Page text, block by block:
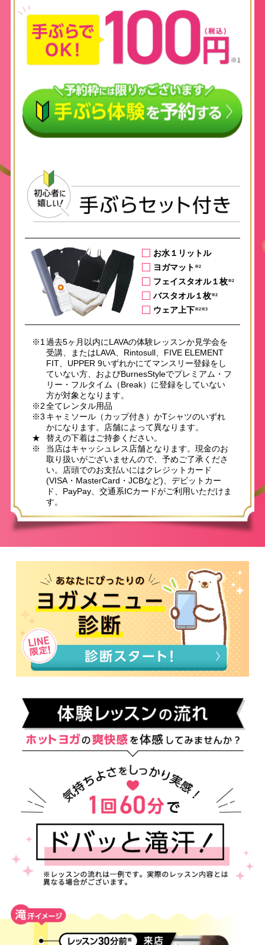
お水１リットル
ヨガマット ※2
フェイスタオル１枚※2
バスタオル１枚※2
ウェア上下※2※3
※1 過去5ヶ月以内にLAVAの体験レッスンか見学会を
受講、またはLAVA、Rintosull、FIVE ELEMENT
FIT、UPPER 9いずれかにてマンスリー登録をし
ていない方、およびBurnesStyleでプレミアム・フ
リー・フルタイム（Break）に登録をしていない
方が対象となります。
※2全てレンタル用品
※3 キャミソール（カップ付き）かTシャツのいずれ
かになります。店舗によって異なります。
★
替えの下着はご持参ください。
※
当店はキャッシュレス店舗となります。現金のお
取り扱いがございませんので、予めご了承くださ
い。店頭でのお支払いにはクレジットカード
(VISA・MasterCard・JCBなど)、デビットカー
ド、PayPay、交通系ICカードがご利用いただけま
す。